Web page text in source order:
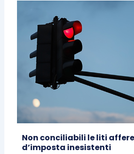
Non conciliabili le liti
d’imposta inesistenti